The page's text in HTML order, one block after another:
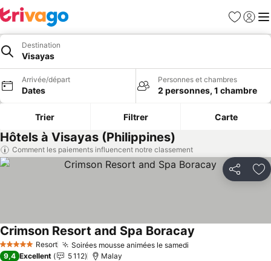
Favoris
Se
Destination
Visayas
Arrivée/départ
Dates
Personnes et chambres
2 personnes, 1 chambre
Trier Filtrer Carte
Hôtels à Visayas (Philippines)
Comment les paiements influencent notre classement
Partager
5 Étoiles Resort Soirées mousse animées le samedi
Crimson Resort and Spa Boracay
9,4 Excellent 5 112 Malay